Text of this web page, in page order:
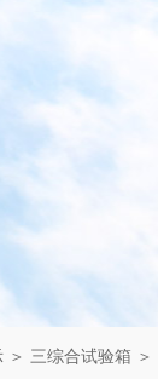
＞ 三综合试验箱 ＞